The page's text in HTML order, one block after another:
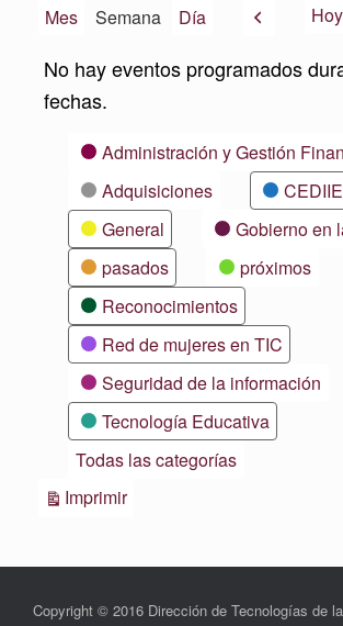
Mes Semana Día AnteriorHoy
No hay eventos programados
fechas.
CategoríasAdministración y Gestión
Adquisiciones
General
Gobierno en
pasados
próximos
Reconocimientos
Red de mujeres en TIC
Seguridad de la información
Tecnología Educativa
Todas las categorías
ImprimirVistas
Copyright © 2016 Dirección de Tecnologías de